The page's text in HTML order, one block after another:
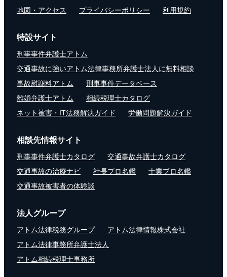
地図・アクセス
プライバシーポリシー 利用規約
特設サイト
刑事事件弁護士アトム
交通事故に強いアトム法律事務所弁護士法人に無料相談
事故慰謝料アトム
刑事事件データベース
離婚弁護士アトム
相続税理士カタログ
ネット被害・IT法務解決ガイド
労働問題解決ガイド
相談先情報サイト
刑事事件弁護士カタログ
交通事故弁護士カタログ
交通事故の治療ナビ
社長プロ名鑑
士業プロ名鑑
交通事故被害者の体験談
法人グループ
アトム法律税務グループ
アトム法律情報株式会社
アトム法律事務所弁護士法人
アトム相続税理士事務所